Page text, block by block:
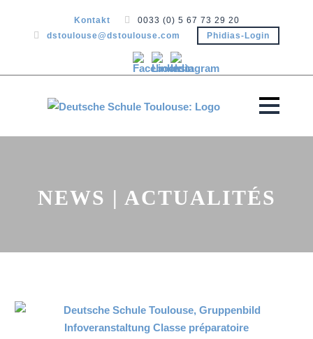
Kontakt
0033 (0) 5 67 73 29 20
dstoulouse@dstoulouse.com
Phidias-Login
NEWS | ACTUALITÉS